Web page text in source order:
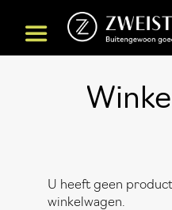
U heeft geen
winkelwagen.